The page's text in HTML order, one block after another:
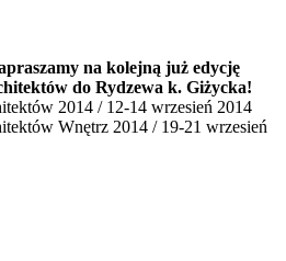
na kolejną już edycję
do Rydzewa k. Giżycka!
2014 / 12-14 wrzesień 2014
Wnętrz 2014 / 19-21 wrzesień